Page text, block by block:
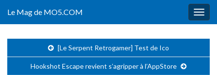
Le Mag de MO5.COM
[Le Serpent Retrogamer] Test de Ico
Hookshot Escape revient s’agripper à l’AppStore